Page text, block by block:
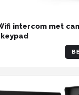
intercom met